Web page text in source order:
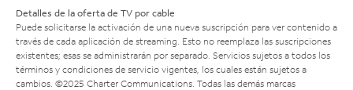
Detalles de la oferta de TV por cable
Puede solicitarse la activación de una nueva suscripción para ver contenido a
través de cada aplicación de streaming. Esto no reemplaza las suscripciones
existentes; esas se administrarán por separado. Servicios sujetos a todos los
términos y condiciones de servicio vigentes, los cuales están sujetos a
cambios. ©2025 Charter Communications. Todas las demás marcas